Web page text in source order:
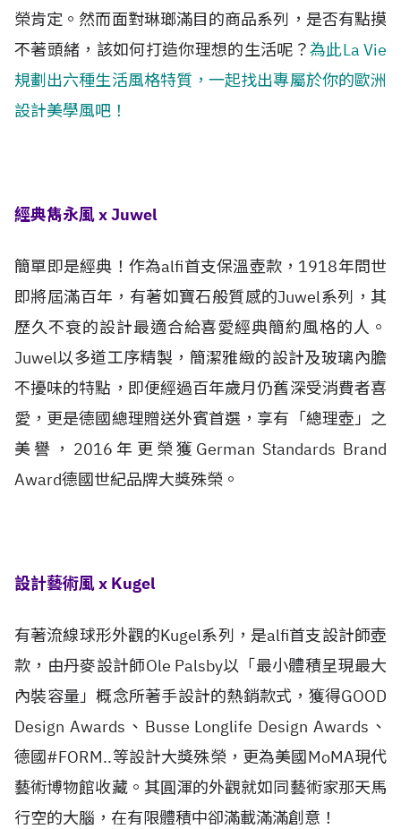
榮肯定。然而面對琳瑯滿目的商品系列，是否有點摸
不著頭緒，該如何打造你理想的生活呢？為此La Vie
規劃出六種生活風格特質，一起找出專屬於你的歐洲
設計美學風吧！
經典雋永風 x Juwel
簡單即是經典！作為alfi首支保溫壺款，1918年問世
即將屆滿百年，有著如寶石般質感的Juwel系列，其
歷久不衰的設計最適合給喜愛經典簡約風格的人。
Juwel以多道工序精製，簡潔雅緻的設計及玻璃內膽
不擾味的特點，即便經過百年歲月仍舊深受消費者喜
愛，更是德國總理贈送外賓首選，享有「總理壺」之
美譽，2016年更榮獲German Standards Brand
Award德國世紀品牌大獎殊榮。
設計藝術風 x Kugel
有著流線球形外觀的Kugel系列，是alfi首支設計師壺
款，由丹麥設計師Ole Palsby以「最小體積呈現最大
內裝容量」概念所著手設計的熱銷款式，獲得GOOD
Design Awards、Busse Longlife Design Awards、
德國#FORM..等設計大獎殊榮，更為美國MoMA現代
藝術博物館收藏。其圓渾的外觀就如同藝術家那天馬
行空的大腦，在有限體積中卻滿載滿滿創意！